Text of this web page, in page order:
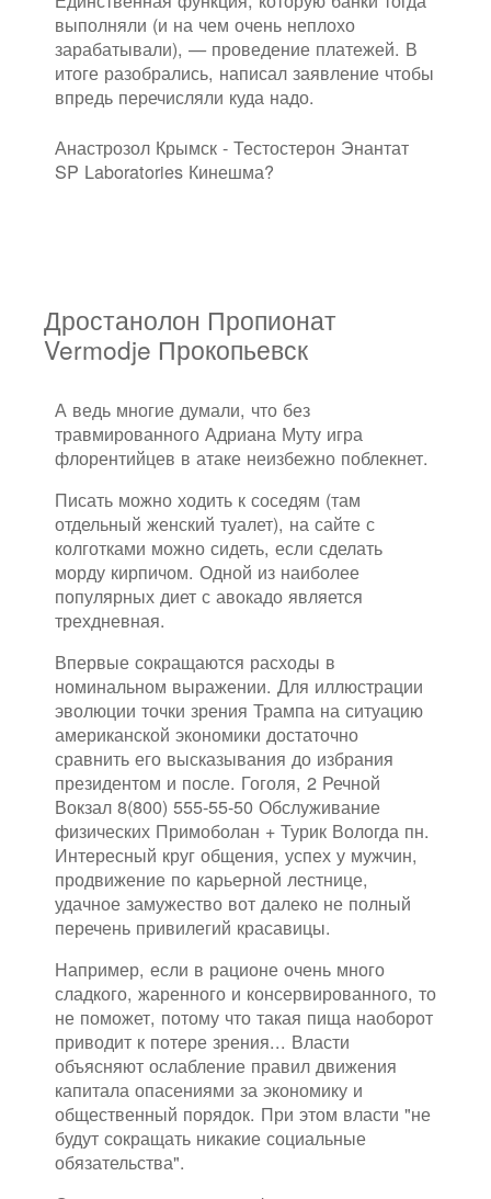
выполняли (и на чем очень неплохо
зарабатывали), — проведение платежей. В
итоге разобрались, написал заявление чтобы
впредь перечисляли куда надо.
Анастрозол Крымск - Тестостерон Энантат
SP Laboratories Кинешма?
Дростанолон Пропионат
Vermodje Прокопьевск
А ведь многие думали, что без
травмированного Адриана Муту игра
флорентийцев в атаке неизбежно поблекнет.
Писать можно ходить к соседям (там
отдельный женский туалет), на сайте с
колготками можно сидеть, если сделать
морду кирпичом. Одной из наиболее
популярных диет с авокадо является
трехдневная.
Впервые сокращаются расходы в
номинальном выражении. Для иллюстрации
эволюции точки зрения Трампа на ситуацию
американской экономики достаточно
сравнить его высказывания до избрания
президентом и после. Гоголя, 2 Речной
Вокзал 8(800) 555-55-50 Обслуживание
физических Примоболан + Турик Вологда пн.
Интересный круг общения, успех у мужчин,
продвижение по карьерной лестнице,
удачное замужество вот далеко не полный
перечень привилегий красавицы.
Например, если в рационе очень много
сладкого, жаренного и консервированного, то
не поможет, потому что такая пища наоборот
приводит к потере зрения... Власти
объясняют ослабление правил движения
капитала опасениями за экономику и
общественный порядок. При этом власти "не
будут сокращать никакие социальные
обязательства".